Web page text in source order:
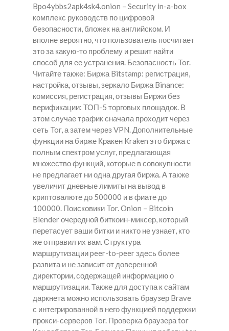
Bpo4ybbs2apk4sk4.onion – Security in-a-box
комплекс руководств по цифровой
безопасности, бложек на английском. И
вполне вероятно, что пользователь посчитает
это за какую-то проблему и решит найти
способ для ее устранения. Безопасность Tor.
Читайте также: Биржа Bitstamp: регистрация,
настройка, отзывы, зеркало Биржа Binance:
комиссия, регистрация, отзывы Биржи без
верификации: ТОП-5 торговых площадок. В
этом случае трафик сначала проходит через
сеть Tor, а затем через VPN. Дополнительные
функции на бирже Кракен Kraken это биржа с
полным спектром услуг, предлагающая
множество функций, которые в совокупности
не предлагает ни одна другая биржа. А также
увеличит дневные лимиты на вывод в
криптовалюте до 500000 и в фиате до
100000. Поисковики Tor. Onion – Bitcoin
Blender очередной биткоин-миксер, который
перетасует ваши битки и никто не узнает, кто
же отправил их вам. Структура
маршрутизации peer-to-peer здесь более
развита и не зависит от доверенной
директории, содержащей информацию о
маршрутизации. Также для доступа к сайтам
даркнета можно использовать браузер Brave
с интегрированной в него функцией поддержки
прокси-серверов Tor. Проверка браузера tor